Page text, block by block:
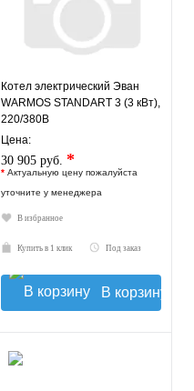
Котел электрический Эван
WARMOS STANDART 3 (3 кВт),
220/380В
Цена:
30 905 руб. *
* Актуальную цену пожалуйста
уточните у менеджера
В избранное
Купить в 1 клик Под заказ
В корзину